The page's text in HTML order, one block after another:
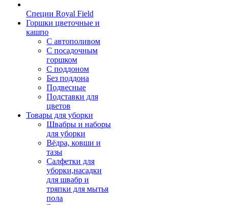
Специи Royal Field
Горшки цветочные и
кашпо
С автополивом
С посадочным
горшком
С поддоном
Без поддона
Подвесные
Подставки для
цветов
Товары для уборки
Швабры и наборы
для уборки
Вёдра, ковши и
тазы
Салфетки для
уборки,насадки
для швабр и
тряпки для мытья
пола